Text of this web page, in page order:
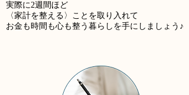
実際に2週間ほど
〈家計を整える〉ことを取り入れて
お金も時間も心も整う暮らしを手にしましょう♪